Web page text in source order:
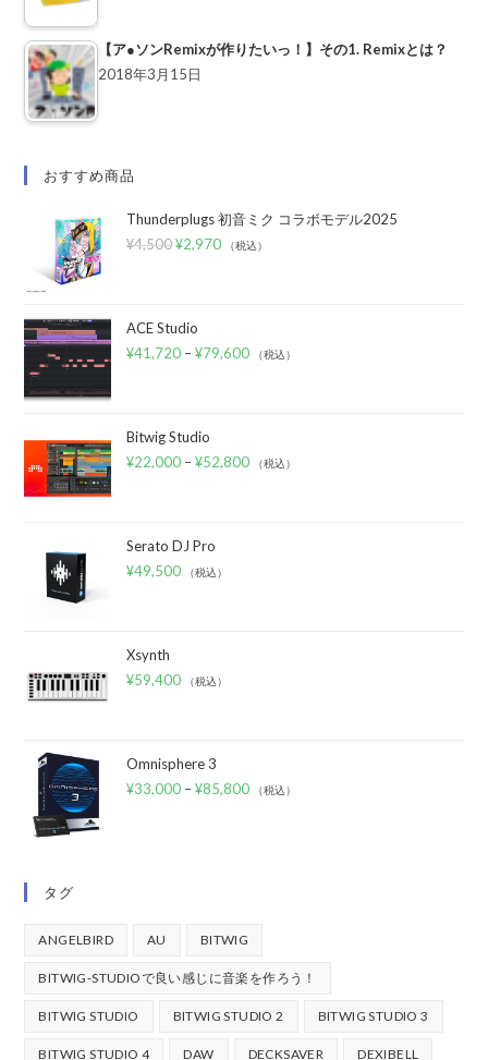
【ア●ソンRemixが作りたいっ！】その1. Remixとは？
2018年3月15日
おすすめ商品
Thunderplugs 初音ミク コラボモデル2025
¥4,500 ¥2,970 （税込）
ACE Studio
¥41,720 –¥79,600 （税込）
Bitwig Studio
¥22,000 –¥52,800 （税込）
Serato DJ Pro
¥49,500 （税込）
Xsynth
¥59,400 （税込）
Omnisphere 3
¥33,000 –¥85,800 （税込）
タグ
ANGELBIRD AU BITWIG
BITWIG-STUDIOで良い感じに音楽を作ろう！
BITWIG STUDIO BITWIG STUDIO 2 BITWIG STUDIO 3
BITWIG STUDIO 4 DAW DECKSAVER DEXIBELL